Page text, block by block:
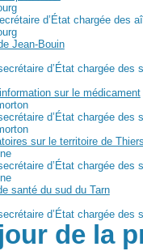
d’État chargée des
Jean-Bouin
d’État chargée des
sur le médicament
d’État chargée des
sur le territoire de
d’État chargée des
santé du sud du Tarn
d’État chargée des
de la